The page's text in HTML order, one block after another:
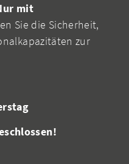
mit
Sie die Sicherheit,
zur